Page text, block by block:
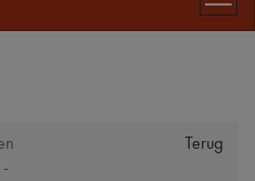
Terug
-